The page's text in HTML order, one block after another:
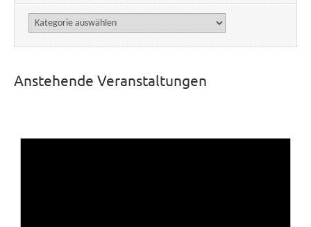
Kategorien
Anstehende Veranstaltungen